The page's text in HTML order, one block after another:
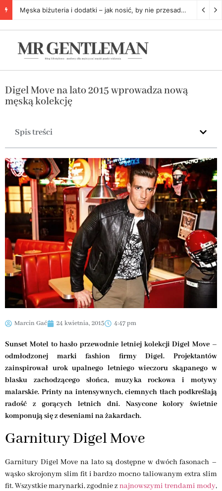
Męska biżuteria i dodatki – jak nosić, by nie przesadzić 5
Digel Move na lato 2015 wprowadza nową
męską kolekcję
Spis treści
Marcin Gać 24 kwietnia, 2015 4:47 pm
Sunset Motel to hasło przewodnie letniej kolekcji Digel Move –
odmłodzonej marki fashion firmy Digel. Projektantów
zainspirował urok upalnego letniego wieczoru skąpanego w
blasku zachodzącego słońca, muzyka rockowa i motywy
malarskie. Printy na intensywnych, ciemnych tłach podkreślają
radość z gorących letnich dni. Nasycone kolory świetnie
komponują się z deseniami na żakardach.
Garnitury Digel Move
Garnitury Digel Move na lato są dostępne w dwóch fasonach –
wąsko skrojonym slim fit i bardzo mocno taliowanym extra slim
fit. Wszystkie marynarki, zgodnie z najnowszymi trendami mody,